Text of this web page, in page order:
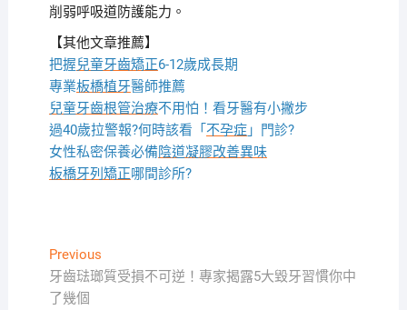
削弱呼吸道防護能力。
【其他文章推薦】
把握兒童牙齒矯正6-12歲成長期
專業板橋植牙醫師推薦
兒童牙齒根管治療不用怕！看牙醫有小撇步
過40歲拉警報?何時該看「 不孕症」門診?
女性私密保養必備陰道凝膠改善異味
板橋牙列矯正哪間診所?
文
章
PreviousPrevious
post:
牙齒琺瑯質受損不可逆！專家揭露5大毀牙習慣你中
了幾個